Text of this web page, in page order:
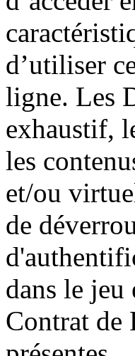
d’utiliser
ligne. Les
exhaustif,
les
et/ou
de
dans le
Contrat de